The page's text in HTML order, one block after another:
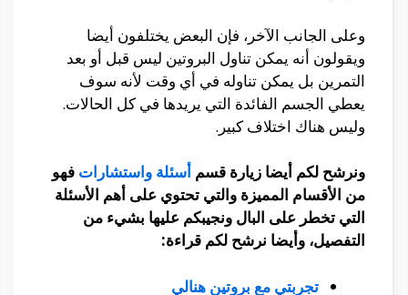
وعلى الجانب الآخر، فإن البعض يختلفون أيضا
ويقولون أنه يمكن تناول البروتين ليس قبل أو بعد
التمرين بل يمكن تناوله في أي وقت لأنه سوف
يعطي الجسم الفائدة التي يريدها في كل الحالات.
وليس هناك اختلاف كبير.
ونرشح لكم أيضا زيارة قسم أسئلة واستشارات فهو
من الأقسام المميزة والتي تحتوي على أهم الأسئلة
التي تخطر على البال ونجيبكم عليها بشيء من
التفصيل، وأيضا نرشح لكم قراءة:
تجربتي مع بروتين هنالي